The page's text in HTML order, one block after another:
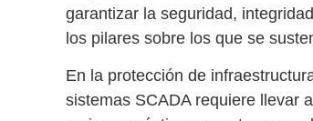
garantizar la seguridad,
los pilares sobre los que se
En la protección de
sistemas SCADA requiere llevar